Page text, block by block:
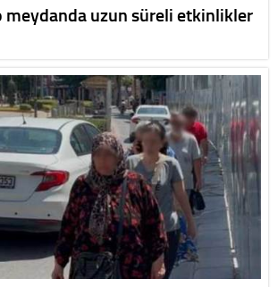
meydanda uzun süreli etkinlikler